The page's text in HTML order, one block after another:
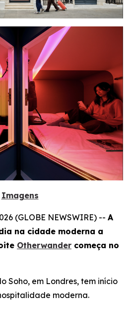
Imagens
(GLOBE NEWSWIRE) -- A
na cidade moderna a
Otherwander começa no
Soho, em Londres, tem início
moderna.